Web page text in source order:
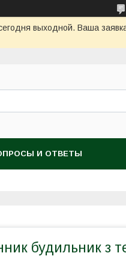
выходной. Ваша
И ОТВЕТЫ
будильник з